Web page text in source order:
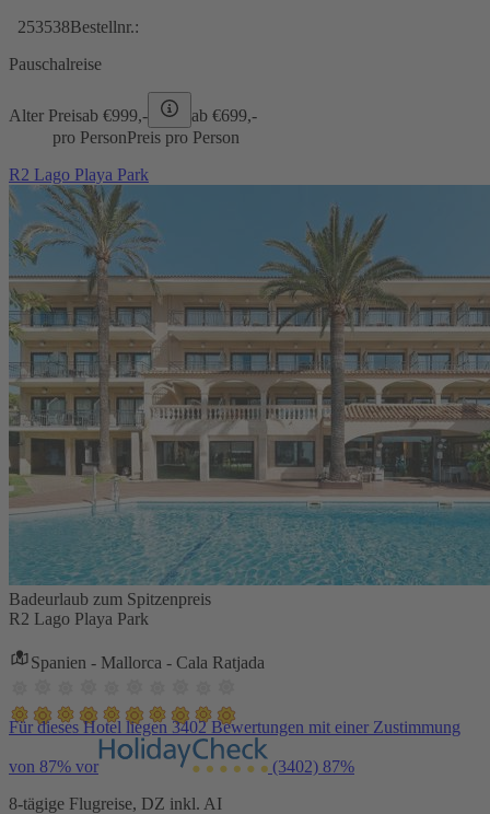
253538Bestellnr.:
Pauschalreise
Alter Preisab €999,- ab €699,-
pro PersonPreis pro Person
R2 Lago Playa Park
Badeurlaub zum Spitzenpreis
R2 Lago Playa Park
Spanien - Mallorca - Cala Ratjada
Für dieses Hotel liegen 3402 Bewertungen mit einer Zustimmung
von 87% vor (3402) 87%
8-tägige Flugreise, DZ inkl. AI